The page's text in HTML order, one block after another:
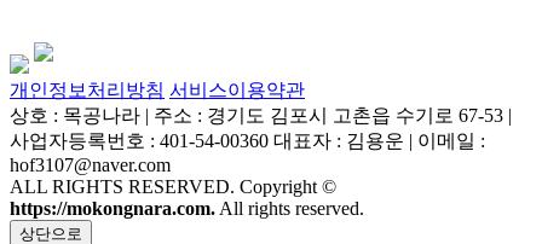
개인정보처리방침 서비스이용약관
상호 : 목공나라 | 주소 : 경기도 김포시 고촌읍 수기로 67-53 |
사업자등록번호 : 401-54-00360 대표자 : 김용운 | 이메일 :
hof3107@naver.com
ALL RIGHTS RESERVED. Copyright ©
https://mokongnara.com. All rights reserved.
상단으로